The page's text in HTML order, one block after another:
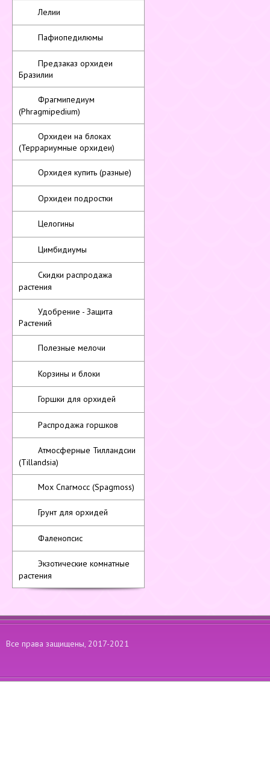
Лелии
Пафиопедилюмы
Предзаказ орхидеи
Бразилии
Фрагмипедиум
(Phragmipedium)
Орхидеи на блоках
(Террариумные орхидеи)
Орхидея купить (разные)
Орхидеи подростки
Целогины
Цимбидиумы
Скидки распродажа
растения
Удобрение - Защита
Растений
Полезные мелочи
Корзины и блоки
Горшки для орхидей
Распродажа горшков
Атмосферные Тилландсии
(Tillandsia)
Мох Спагмосс (Spagmoss)
Грунт для орхидей
Фаленопсис
Экзотические комнатные
растения
Все права защищены, 2017-2021